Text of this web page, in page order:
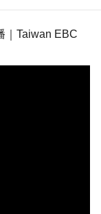
｜Taiwan EBC